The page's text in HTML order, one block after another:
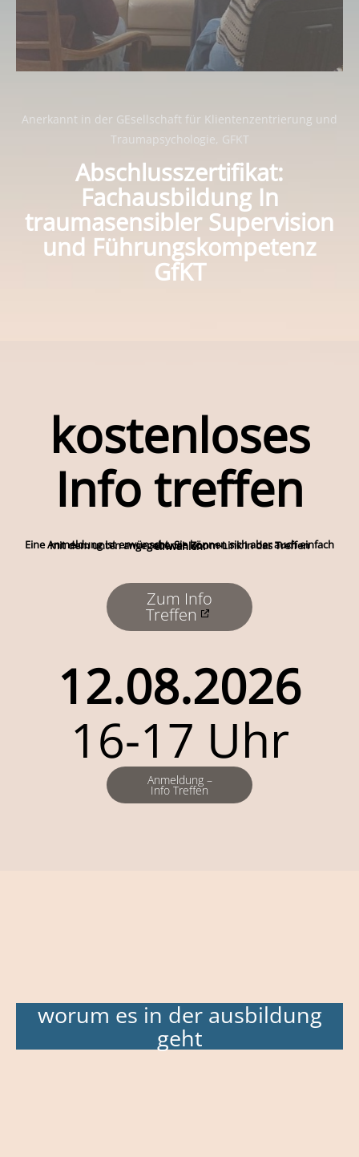
Anerkannt in der GEsellschaft für Klientenzentrierung und
Traumapsychologie, GFKT
Abschlusszertifikat:
Fachausbildung In
traumasensibler Supervision
und Führungskompetenz
GfKT
kostenloses
Info treffen
Eine Anmeldung ist erwünscht, Sie können sich aber auch einfach mit dem unten angegebenen Zoom-Link in das Treffen einwählen:
Zum Info
Treffen
12.08.2026
16-17 Uhr
Anmeldung –
Info Treffen
worum es in der ausbildung
geht